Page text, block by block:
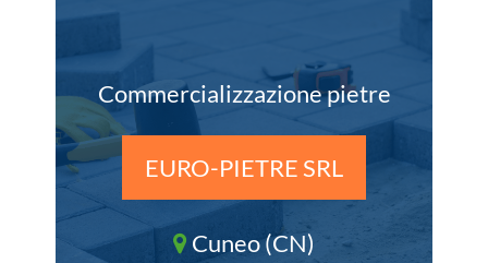
Commercializzazione pietre
EURO-PIETRE SRL
Cuneo (CN)